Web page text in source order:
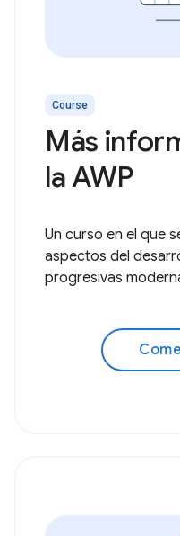
Course
Más
la AWP
Un curso en el que
aspectos del
progresivas